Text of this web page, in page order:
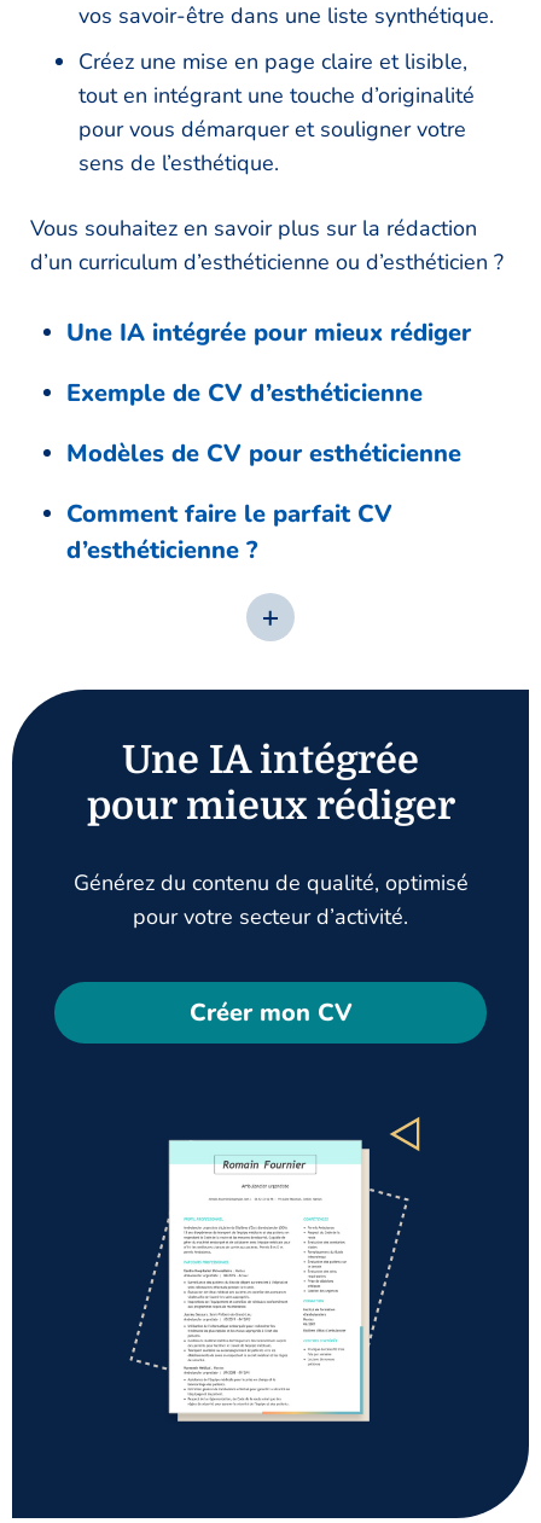
vos savoir-être dans une liste synthétique.
Créez une mise en page claire et lisible,
tout en intégrant une touche d’originalité
pour vous démarquer et souligner votre
sens de l’esthétique.
Vous souhaitez en savoir plus sur la rédaction
d’un curriculum d’esthéticienne ou d’esthéticien ?
Une IA intégrée pour mieux rédiger
Exemple de CV d’esthéticienne
Modèles de CV pour esthéticienne
Comment faire le parfait CV
d’esthéticienne ?
Une IA intégrée
pour mieux rédiger
Générez du contenu de qualité, optimisé
pour votre secteur d’activité.
Créer mon CV